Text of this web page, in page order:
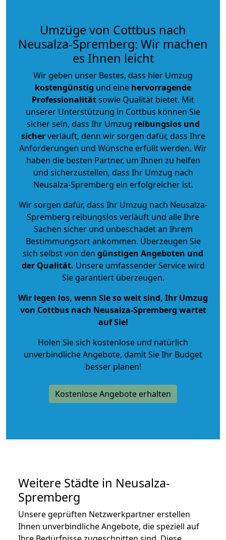
Umzüge von Cottbus nach
Neusalza-Spremberg: Wir machen
es Ihnen leicht
Wir geben unser Bestes, dass hier Umzug
kostengünstig und eine hervorragende
Professionalitätsowie Qualität bietet. Mit
unserer Unterstützung in Cottbus können Sie
sicher sein, dass Ihr Umzug reibungslos und
sicherverläuft, denn wir sorgen dafür, dass Ihre
Anforderungen und Wünsche erfüllt werden. Wir
haben die besten Partner, um Ihnen zu helfen
und sicherzustellen, dass Ihr Umzug nach
Neusalza-Spremberg ein erfolgreicher ist.
Wir sorgen dafür, dass Ihr Umzug nach Neusalza-
Spremberg reibungslos verläuft und alle Ihre
Sachen sicher und unbeschadet an Ihrem
Bestimmungsort ankommen. Überzeugen Sie
sich selbst von den günstigen Angeboten und
der Qualität. Unsere umfassender Service wird
Sie garantiert überzeugen.
Wir legen los, wenn Sie so weit sind, Ihr Umzug
von Cottbus nach Neusalza-Spremberg wartet
auf Sie!
Holen Sie sich kostenlose und natürlich
unverbindliche Angebote, damit Sie Ihr Budget
besser planen!
Kostenlose Angebote erhalten
Weitere Städte in Neusalza-
Spremberg
Unsere geprüften Netzwerkpartner erstellen
Ihnen unverbindliche Angebote, die speziell auf